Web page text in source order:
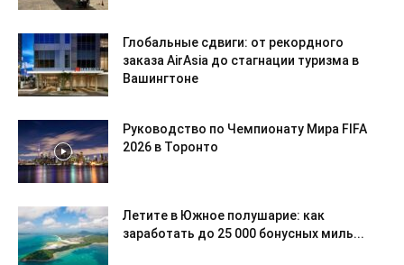
Глобальные сдвиги: от рекордного
заказа AirAsia до стагнации туризма в
Вашингтоне
Руководство по Чемпионату Мира FIFA
2026 в Торонто
Летите в Южное полушарие: как
заработать до 25 000 бонусных миль...